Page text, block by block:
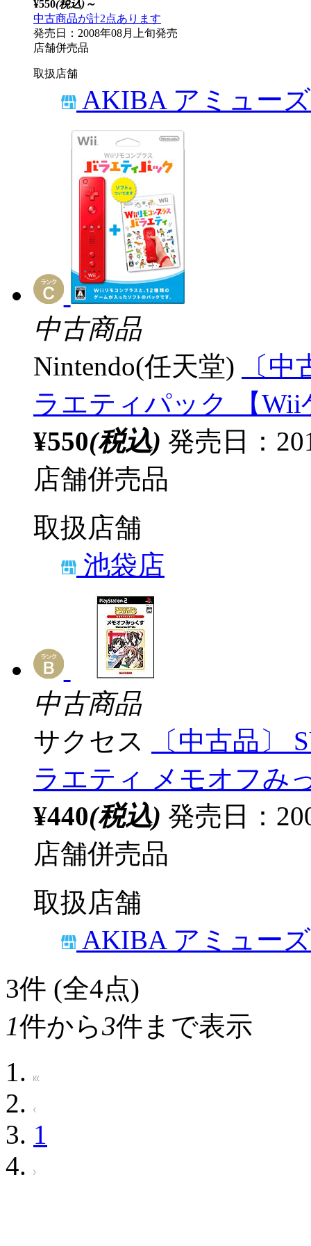
¥550(税込)～
中古商品が計2点あります
発売日：2008年08月上旬発売
店舗併売品
取扱店舗
AKIBA アミュー
中古商品
Nintendo(任天堂)
〔
ラエティパック 【
¥550(税込) 発売日：
店舗併売品
取扱店舗
池袋店
中古商品
サクセス
〔中古品〕
ラエティ メモオフみ
¥440(税込) 発売日：
店舗併売品
取扱店舗
AKIBA アミュー
3件 (全4点)
1件から3件まで表示
1